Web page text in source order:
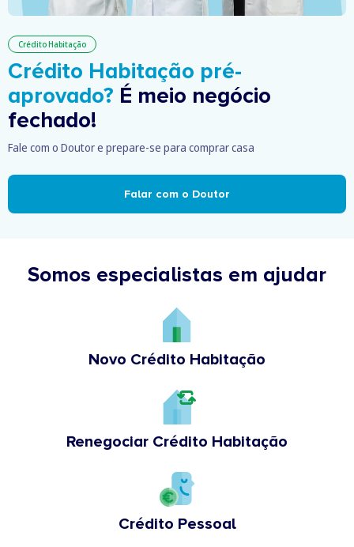
Crédito Habitação
Crédito Habitação pré-
aprovado? É meio negócio
fechado!
Fale com o Doutor e prepare-se para comprar casa
Falar com o Doutor
Somos especialistas em ajudar
Novo Crédito Habitação
Renegociar Crédito Habitação
Crédito Pessoal